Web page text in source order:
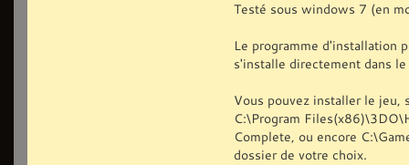
Testé sous windows 7 (en
Le programme d'installation
s'installe directement dans
Vous pouvez installer le jeu,
C:\Program
Complete, ou encore
dossier de votre choix.